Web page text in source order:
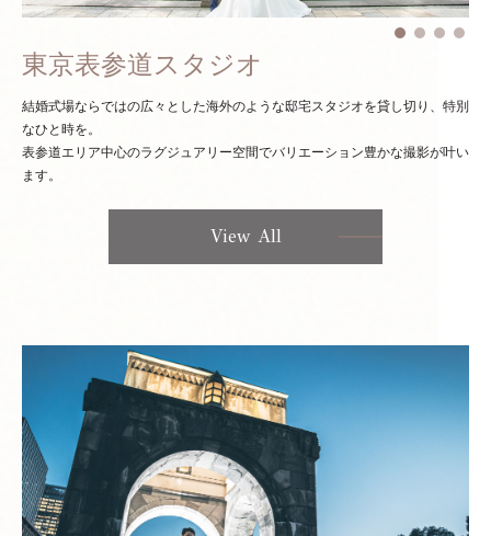
東京表参道スタジオ
結婚式場ならではの広々とした海外のような邸宅スタジオを貸し切り、特別
なひと時を。
表参道エリア中心のラグジュアリー空間でバリエーション豊かな撮影が叶い
ます。
View All